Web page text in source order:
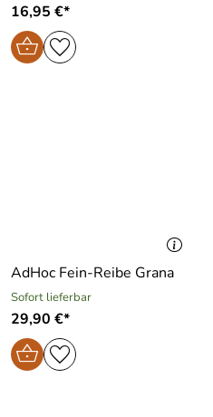
16,95 €*
AdHoc Fein-Reibe Grana
Sofort lieferbar
29,90 €*